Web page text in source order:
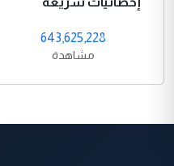
643,625,228
مشاهدة